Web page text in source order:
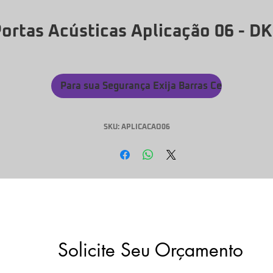
Acústicas Aplicação 06 -
Para sua Segurança Exija Barras Certificadas
SKU: APLICACAO06
Solicite Seu Orçamento